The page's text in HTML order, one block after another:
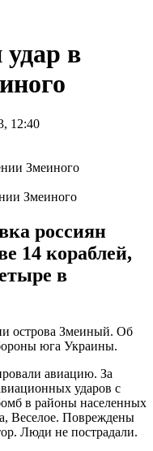
удар в
12:40
Змеиного
россиян
14 кораблей,
в
острова Змеиный. Об
юга Украины.
авиацию. За
ударов с
в районы населенных
Веселое. Повреждены
Люди не пострадали.